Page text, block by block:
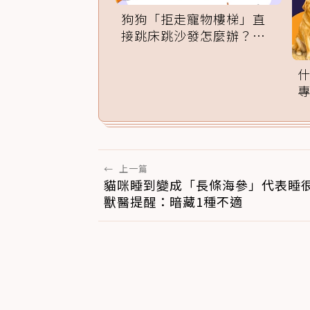
狗狗「拒走寵物樓梯」直
接跳床跳沙發怎麼辦？專
← 上一篇
貓咪睡到變成「長條海參」代表睡
獸醫提醒：暗藏1種不適